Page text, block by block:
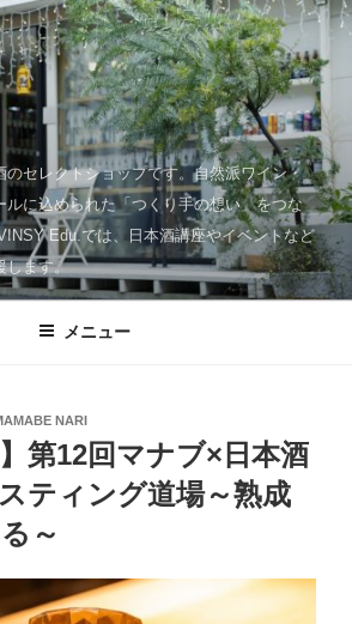
のセレクトショップです。自然派ワイン・
ルに込められた「つくり手の想い」をつな
Edu.では、日本酒講座やイベントなど
します。
メニュー
NARI
第12回マナブ×日本酒
ティング道場～熟成
～